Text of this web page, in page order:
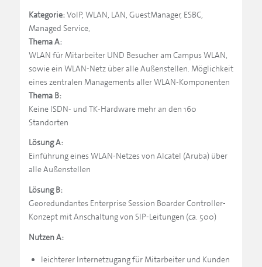
Kategorie:VoIP, WLAN, LAN, GuestManager, ESBC,
Managed Service,
Thema A:
WLAN für Mitarbeiter UND Besucher am Campus WLAN,
sowie ein WLAN-Netz über alle Außenstellen. Möglichkeit
eines zentralen Managements aller WLAN-Komponenten
Thema B:
Keine ISDN- und TK-Hardware mehr an den 160
Standorten
Lösung A:
Einführung eines WLAN-Netzes von Alcatel (Aruba) über
alle Außenstellen
Lösung B:
Georedundantes Enterprise Session Boarder Controller-
Konzept mit Anschaltung von SIP-Leitungen (ca. 500)
Nutzen A:
leichterer Internetzugang für Mitarbeiter und Kunden